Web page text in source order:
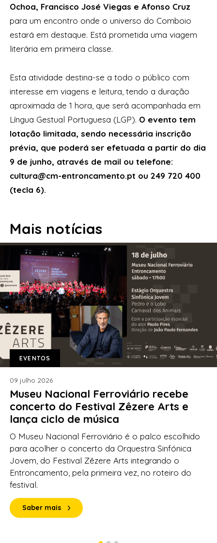
Ochoa, Francisco José Viegas e Afonso Cruz
para um encontro onde o universo do Comboio
estará em destaque. Está prometida uma viagem
literária em primeira classe.
Esta atividade destina-se a todo o público com
interesse em viagens e leitura, tendo a duração
aproximada de 1 hora, que será acompanhada em
Língua Gestual Portuguesa (LGP). O evento tem
lotação limitada, sendo necessária inscrição
prévia, que poderá ser efetuada a partir do dia
9 de junho, através de mail ou telefone:
cultura@cm-entroncamento.pt ou 249 720 400
(tecla 6).
Mais notícias
EVENTOS
09 julho 2026
Museu Nacional Ferroviário recebe
concerto do Festival Zêzere Arts e
lança ciclo de música
O Museu Nacional Ferroviário é o palco escolhido
para acolher o concerto da Orquestra Sinfónica
Jovem, do Festival Zêzere Arts integrando o
Entroncamento, pela primeira vez, no roteiro do
festival.
Saber mais